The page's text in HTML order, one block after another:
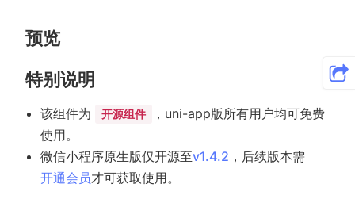
预览
特别说明
该组件为 开源组件
，uni-app版所有用户均可免费
使用。
微信小程序原生版仅开源至v1.4.2 ，后续版本需
开通会员才可获取使用。